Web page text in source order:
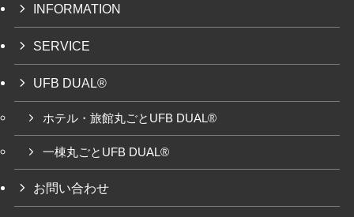
INFORMATION
SERVICE
UFB DUAL®
ホテル・旅館丸ごとUFB DUAL®
一棟丸ごとUFB DUAL®
お問い合わせ